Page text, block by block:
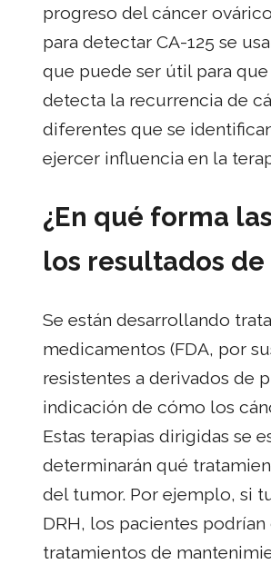
progreso del cáncer
para detectar CA-125 se
que puede ser útil para
detecta la recurrencia de
diferentes que se
ejercer influencia en la
¿En qué forma
los resultados
Se están desarrollando
medicamentos (FDA, por
resistentes a derivados de
indicación de cómo los
Estas terapias dirigidas se
determinarán qué
del tumor. Por ejemplo, si
DRH, los pacientes
tratamientos de